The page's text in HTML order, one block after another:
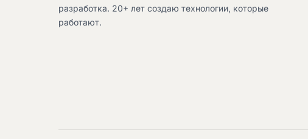
разработка. 20+ лет создаю технологии, которые
работают.